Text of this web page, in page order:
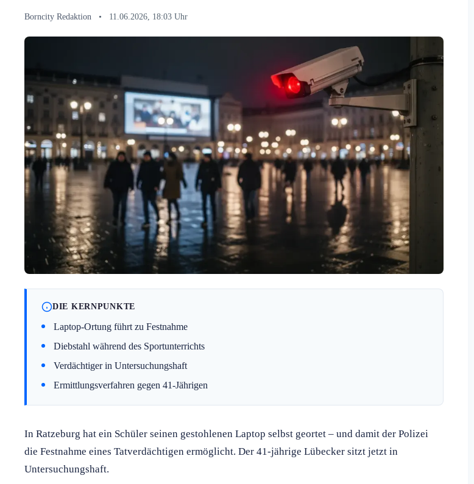
Borncity Redaktion • 11.06.2026, 18:03 Uhr
DIE KERNPUNKTE
Laptop-Ortung führt zu Festnahme
Diebstahl während des Sportunterrichts
Verdächtiger in Untersuchungshaft
Ermittlungsverfahren gegen 41-Jährigen
In Ratzeburg hat ein Schüler seinen gestohlenen Laptop selbst geortet – und damit der Polizei
die Festnahme eines Tatverdächtigen ermöglicht. Der 41-jährige Lübecker sitzt jetzt in
Untersuchungshaft.